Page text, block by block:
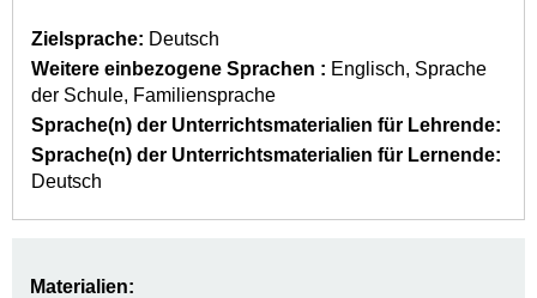
Zielsprache: Deutsch
Weitere einbezogene Sprachen : Englisch Sprache
der Schule Familiensprache
Sprache(n) der Unterrichtsmaterialien für Lehrende:
Sprache(n) der Unterrichtsmaterialien für Lernende:
Deutsch
Materialien: